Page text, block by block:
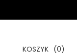
KOSZYK (0)